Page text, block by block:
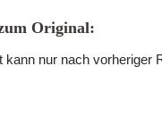
Original:
kann nur nach vorheriger